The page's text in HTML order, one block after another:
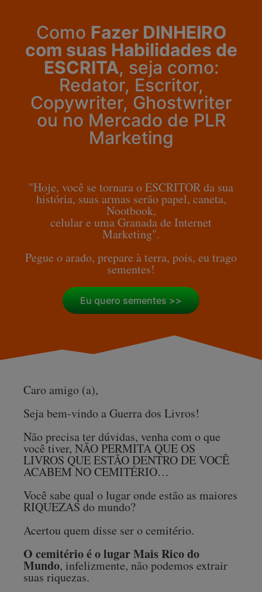
Como Fazer DINHEIRO
com suas Habilidades de
ESCRITA, seja como:
Redator, Escritor,
Copywriter, Ghostwriter
ou no Mercado de PLR
Marketing
"Hoje, você se tornara o ESCRITOR da sua
história, suas armas serão papel, caneta,
Nootbook,
celular e uma Granada de Internet
Marketing".
Pegue o arado, prepare à terra, pois, eu trago
sementes!
Eu quero sementes >>
Caro amigo (a),
Seja bem-vindo a Guerra dos Livros!
Não precisa ter dúvidas, venha com o que
você tiver, NÃO PERMITA QUE OS
LIVROS QUE ESTÃO DENTRO DE VOCÊ
ACABEM NO CEMITÉRIO…
Você sabe qual o lugar onde estão as maiores
RIQUEZAS do mundo?
Acertou quem disse ser o cemitério.
O cemitério é o lugar Mais Rico do
Mundo, infelizmente, não podemos extrair
suas riquezas.